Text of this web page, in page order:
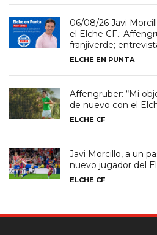
06/08/26 Javi
el Elche CF.;
franjiverde;
ELCHE EN PUNTA
Affengruber: “Mi
de nuevo con el
ELCHE CF
Javi Morcillo, a un
nuevo jugador del
ELCHE CF